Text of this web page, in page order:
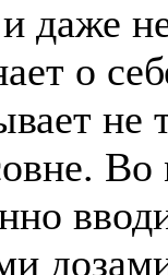
даже
о
не